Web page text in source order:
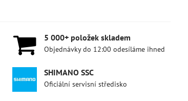
5 000+ položek skladem
Objednávky do 12:00 odesíláme ihned
SHIMANO SSC
Oficiální servisní středisko